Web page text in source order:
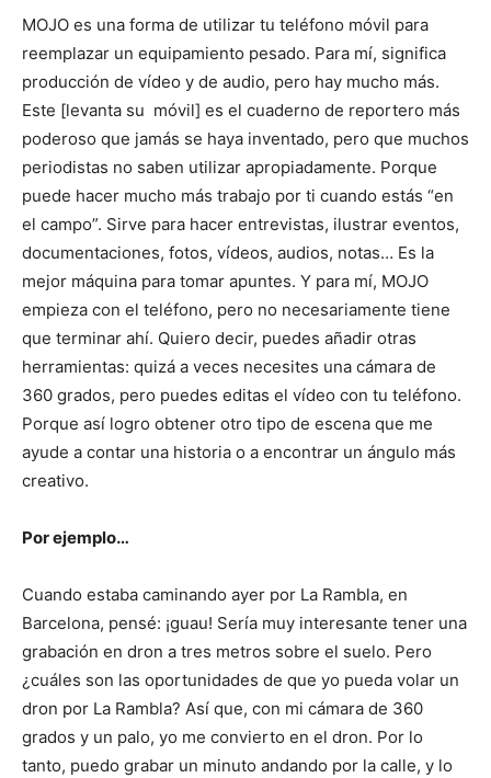
MOJO es una forma de utilizar tu teléfono móvil para
reemplazar un equipamiento pesado. Para mí, significa
producción de vídeo y de audio, pero hay mucho más.
Este [levanta su móvil] es el cuaderno de reportero más
poderoso que jamás se haya inventado, pero que muchos
periodistas no saben utilizar apropiadamente. Porque
puede hacer mucho más trabajo por ti cuando estás “en
el campo”. Sirve para hacer entrevistas, ilustrar eventos,
documentaciones, fotos, vídeos, audios, notas… Es la
mejor máquina para tomar apuntes. Y para mí, MOJO
empieza con el teléfono, pero no necesariamente tiene
que terminar ahí. Quiero decir, puedes añadir otras
herramientas: quizá a veces necesites una cámara de
360 grados, pero puedes editas el vídeo con tu teléfono.
Porque así logro obtener otro tipo de escena que me
ayude a contar una historia o a encontrar un ángulo más
creativo.
Por ejemplo…
Cuando estaba caminando ayer por La Rambla, en
Barcelona, pensé: ¡guau! Sería muy interesante tener una
grabación en dron a tres metros sobre el suelo. Pero
¿cuáles son las oportunidades de que yo pueda volar un
dron por La Rambla? Así que, con mi cámara de 360
grados y un palo, yo me convierto en el dron. Por lo
tanto, puedo grabar un minuto andando por la calle, y lo